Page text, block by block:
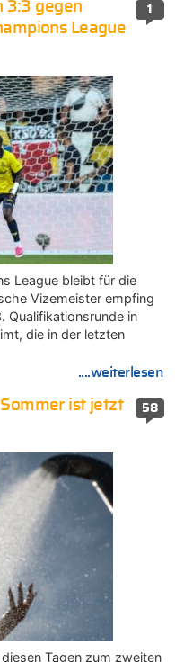
1
3:3 gegen
League
League bleibt für die
Vizemeister empfing
Qualifikationsrunde in
die in der letzten
....weiterlesen
58
ist jetzt
Tagen zum zweiten